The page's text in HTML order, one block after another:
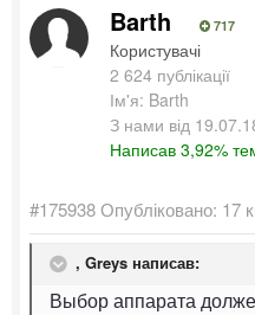
Barth 717
Користувачі
2 624 публікації
Ім'я: Barth
З нами від
Написав 3,92%
#175938Опубліковано: 17
, Greys написав:
Выбор аппарата